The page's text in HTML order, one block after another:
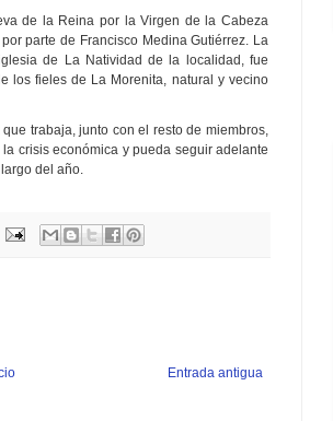
de la Reina por la Virgen de la Cabeza
parte de Francisco Medina Gutiérrez. La
de La Natividad de la localidad, fue
los fieles de La Morenita, natural y vecino
trabaja, junto con el resto de miembros,
crisis económica y pueda seguir adelante
del año.
Entrada antigua